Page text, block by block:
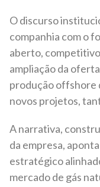
O discurso
companhia com o
aberto,
ampliação da
produção offshore
novos projetos,
A narrativa,
da empresa,
estratégico
mercado de gás